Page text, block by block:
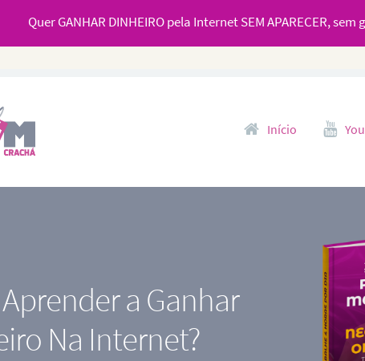
Quer GANHAR DINHEIRO pela Internet SEM APARECER,
Pular para o conteúdo
Início
a Ganhar
Na Internet?